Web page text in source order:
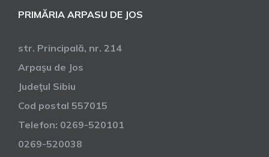
PRIMĂRIA ARPASU DE JOS
str. Principală, nr. 214
Arpaşu de Jos
Judeţul Sibiu
Cod postal 557015
Telefon: 0269-520101
0269-520038